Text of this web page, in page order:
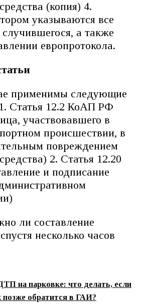
(копия) 4.
указываются все
случившегося, а также
европротокола.
применимы следующие
Статья 12.2 КоАП РФ
участвовавшего в
происшествии, в
повреждением
2. Статья 12.20
и подписание
ли составление
несколько часов
на парковке: что делать, если
позже обратится в ГАИ?